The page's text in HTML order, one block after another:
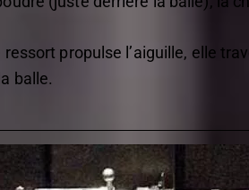
propulse l’aiguille, elle
balle.